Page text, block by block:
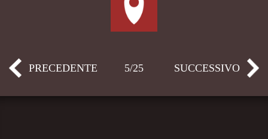
PRECEDENTE 5/25 SUCCESSIVO